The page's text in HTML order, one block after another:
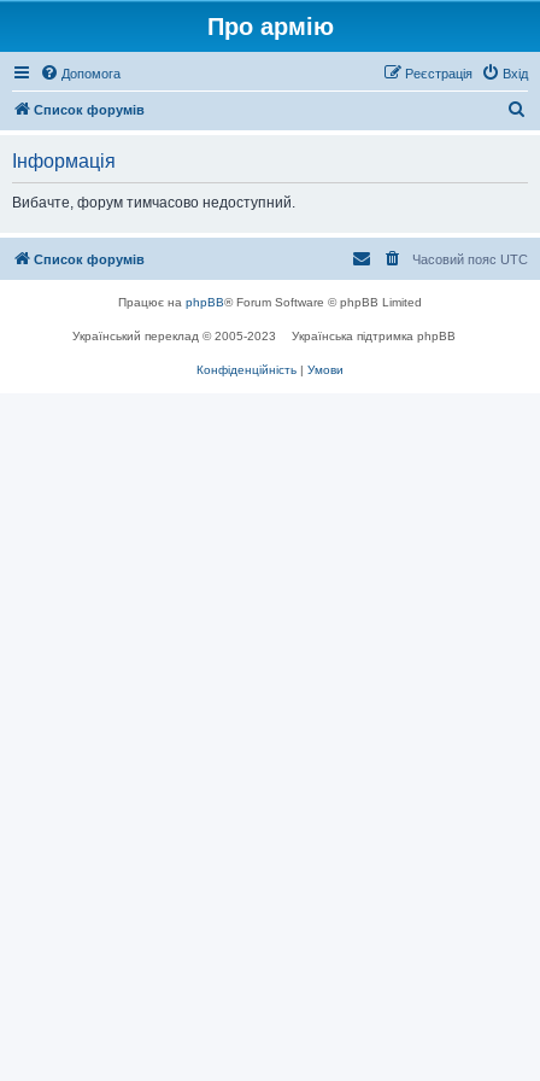
Про армію
Допомога Вхід
Реєстрація
Список форумів
Інформація
Вибачте, форум тимчасово недоступний.
Список форумів Часовий пояс UTC
Працює на phpBB® Forum Software © phpBB Limited
Український переклад © 2005-2023 Українська підтримка phpBB
Конфіденційність | Умови